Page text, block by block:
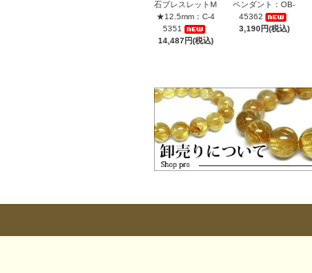
石ブレスレットM
★12.5mm：C-4
5351
14,487円(税込)
ペンダント：OB-
45362
3,190円(税込)